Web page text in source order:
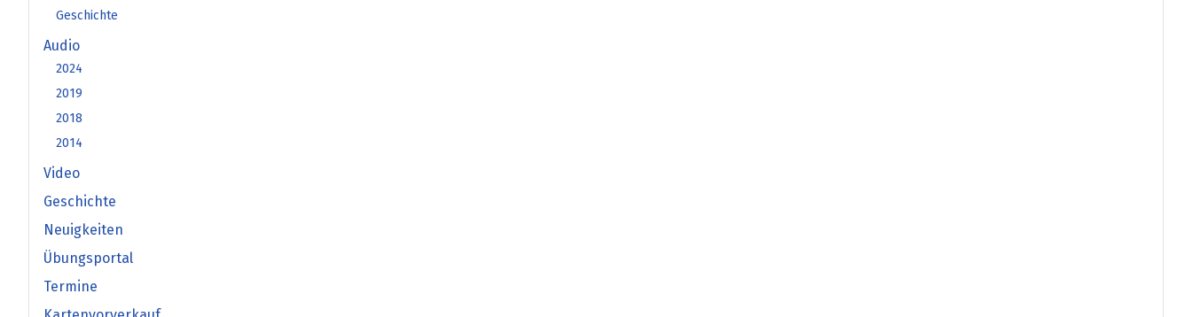
Geschichte
Audio
2024
2019
2018
2014
Video
Geschichte
Neuigkeiten
Übungsportal
Termine